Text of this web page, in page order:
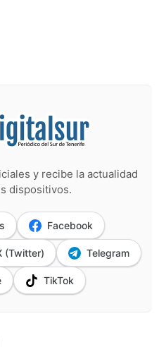
y recibe la actualidad
dispositivos.
Facebook
(Twitter) Telegram
TikTok